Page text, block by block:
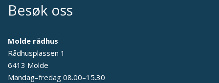
Besøk oss
Molde rådhus
Rådhusplassen 1
6413 Molde
Mandag–fredag 08.00–15.30